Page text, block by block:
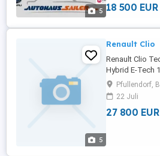
5
...
18 500 EUR
5
Renault Clio
Renault Clio
Hybrid E-Tech
Pfullendorf,
22 Juli
27 800 EUR